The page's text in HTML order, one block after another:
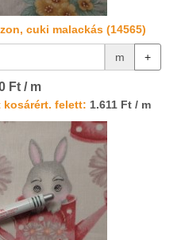
cuki malackás (14565)
m +
Ft / m
kosárért. felett: 1.611 Ft / m